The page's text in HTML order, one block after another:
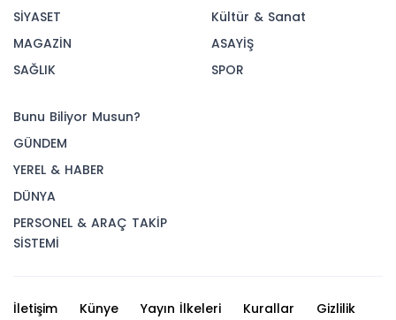
SİYASET
MAGAZİN
SAĞLIK
Kültür & Sanat
ASAYİŞ
SPOR
Bunu Biliyor Musun?
GÜNDEM
YEREL & HABER
DÜNYA
PERSONEL & ARAÇ TAKİP
SİSTEMİ
İletişim Künye Yayın İlkeleri Kurallar Gizlilik